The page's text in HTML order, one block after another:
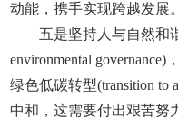
动能，携手实现跨越发展。
五是坚持人与自然和
environmental governance)
绿色低碳转型(transition to
中和，这需要付出艰苦努